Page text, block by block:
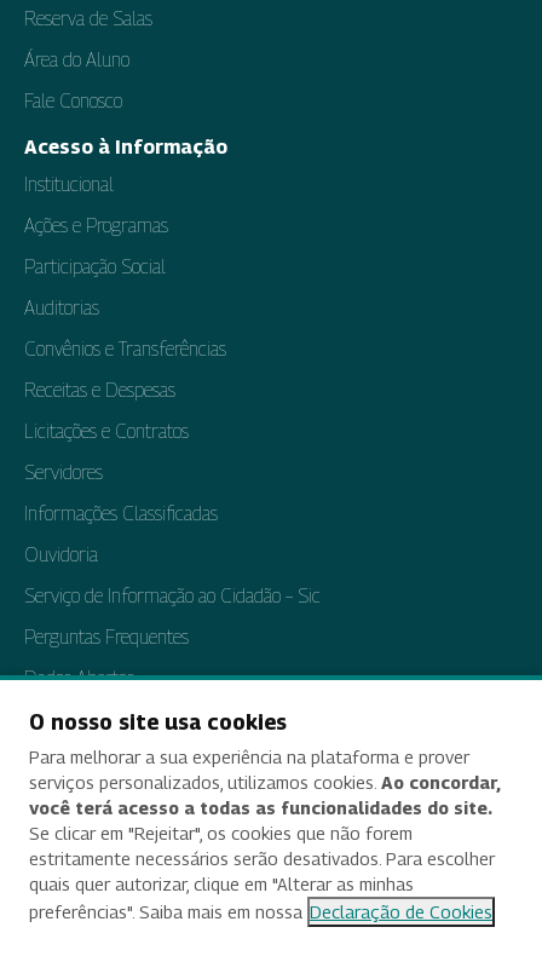
Reserva de Salas
Área do Aluno
Fale Conosco
Acesso à Informação
Institucional
Ações e Programas
Participação Social
Auditorias
Convênios e Transferências
Receitas e Despesas
Licitações e Contratos
Servidores
Informações Classificadas
Ouvidoria
Serviço de Informação ao Cidadão – Sic
Perguntas Frequentes
Dados Abertos
Tratamento de Dados Pessoais
Transparência e Prestação de Contas
Acessibilidade
Termos de uso e aviso de privacidade
O nosso site usa cookies
Para melhorar a sua experiência na plataforma e prover
serviços personalizados, utilizamos cookies. Ao concordar,
você terá acesso a todas as funcionalidades do site.
Se clicar em "Rejeitar", os cookies que não forem
estritamente necessários serão desativados. Para escolher
quais quer autorizar, clique em "Alterar as minhas
preferências". Saiba mais em nossa Declaração de Cookies